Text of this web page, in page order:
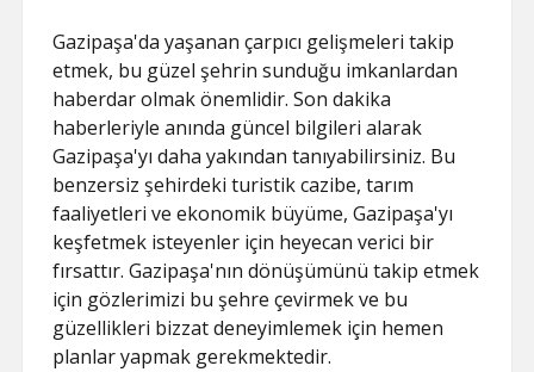
Gazipaşa'da yaşanan çarpıcı gelişmeleri takip
etmek, bu güzel şehrin sunduğu imkanlardan
haberdar olmak önemlidir. Son dakika
haberleriyle anında güncel bilgileri alarak
Gazipaşa'yı daha yakından tanıyabilirsiniz. Bu
benzersiz şehirdeki turistik cazibe, tarım
faaliyetleri ve ekonomik büyüme, Gazipaşa'yı
keşfetmek isteyenler için heyecan verici bir
fırsattır. Gazipaşa'nın dönüşümünü takip etmek
için gözlerimizi bu şehre çevirmek ve bu
güzellikleri bizzat deneyimlemek için hemen
planlar yapmak gerekmektedir.